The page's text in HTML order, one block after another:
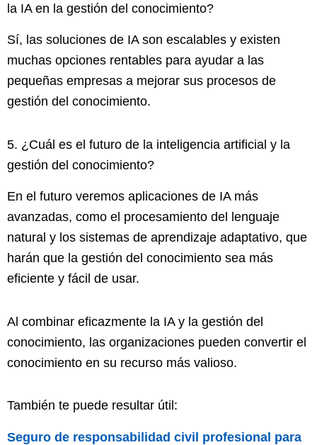
la IA en la gestión del conocimiento?
Sí, las soluciones de IA son escalables y existen
muchas opciones rentables para ayudar a las
pequeñas empresas a mejorar sus procesos de
gestión del conocimiento.
5. ¿Cuál es el futuro de la inteligencia artificial y la
gestión del conocimiento?
En el futuro veremos aplicaciones de IA más
avanzadas, como el procesamiento del lenguaje
natural y los sistemas de aprendizaje adaptativo, que
harán que la gestión del conocimiento sea más
eficiente y fácil de usar.
Al combinar eficazmente la IA y la gestión del
conocimiento, las organizaciones pueden convertir el
conocimiento en su recurso más valioso.
También te puede resultar útil:
Seguro de responsabilidad civil profesional para